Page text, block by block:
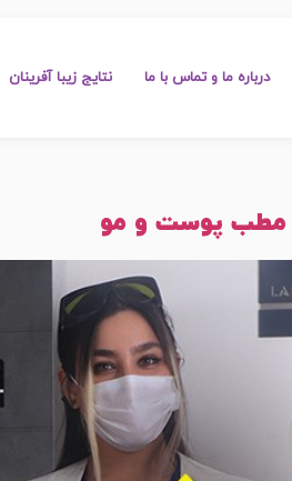
درباره ما و تماس با ما نتایج زیبا آفرینان
مطب پوست و مو